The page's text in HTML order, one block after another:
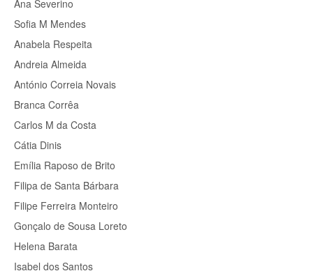
Ana Severino
Sofia M Mendes
Anabela Respeita
Andreia Almeida
António Correia Novais
Branca Corrêa
Carlos M da Costa
Cátia Dinis
Emília Raposo de Brito
Filipa de Santa Bárbara
Filipe Ferreira Monteiro
Gonçalo de Sousa Loreto
Helena Barata
Isabel dos Santos